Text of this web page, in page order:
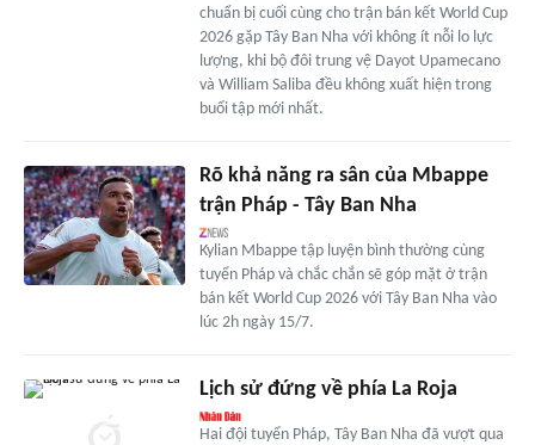
chuẩn bị cuối cùng cho trận bán kết World Cup
2026 gặp Tây Ban Nha với không ít nỗi lo lực
lượng, khi bộ đôi trung vệ Dayot Upamecano
và William Saliba đều không xuất hiện trong
buổi tập mới nhất.
Rõ khả năng ra sân của Mbappe
trận Pháp - Tây Ban Nha
Kylian Mbappe tập luyện bình thường cùng
tuyển Pháp và chắc chắn sẽ góp mặt ở trận
bán kết World Cup 2026 với Tây Ban Nha vào
lúc 2h ngày 15/7.
Lịch sử đứng về phía La Roja
Hai đội tuyển Pháp, Tây Ban Nha đã vượt qua